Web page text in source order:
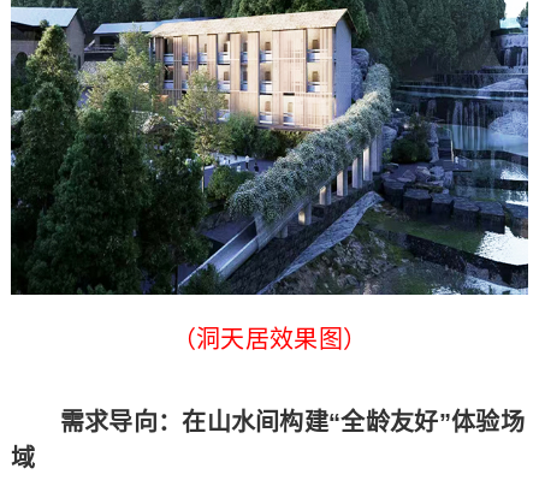
（洞天居效果图）
需求导向：在山水间构建“全龄友好”体验场
域